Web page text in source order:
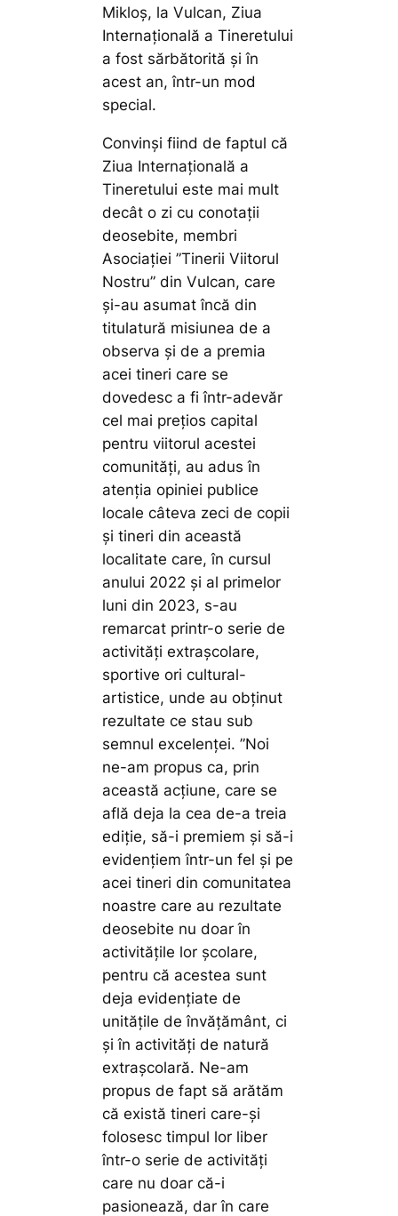
Mikloș, la Vulcan, Ziua
Internațională a Tineretului
a fost sărbătorită și în
acest an, într-un mod
special.
Convinși fiind de faptul că
Ziua Internațională a
Tineretului este mai mult
decât o zi cu conotații
deosebite, membri
Asociației ”Tinerii Viitorul
Nostru” din Vulcan, care
și-au asumat încă din
titulatură misiunea de a
observa și de a premia
acei tineri care se
dovedesc a fi într-adevăr
cel mai prețios capital
pentru viitorul acestei
comunități, au adus în
atenția opiniei publice
locale câteva zeci de copii
și tineri din această
localitate care, în cursul
anului 2022 și al primelor
luni din 2023, s-au
remarcat printr-o serie de
activități extrașcolare,
sportive ori cultural-
artistice, unde au obținut
rezultate ce stau sub
semnul excelenței.”Noi
ne-am propus ca, prin
această acțiune, care se
află deja la cea de-a treia
ediție, să-i premiem și să-i
evidențiem într-un fel și pe
acei tineri din comunitatea
noastre care au rezultate
deosebite nu doar în
activitățile lor școlare,
pentru că acestea sunt
deja evidențiate de
unitățile de învățământ, ci
și în activități de natură
extrașcolară. Ne-am
propus de fapt să arătăm
că există tineri care-și
folosesc timpul lor liber
într-o serie de activități
care nu doar că-i
pasionează, dar în care